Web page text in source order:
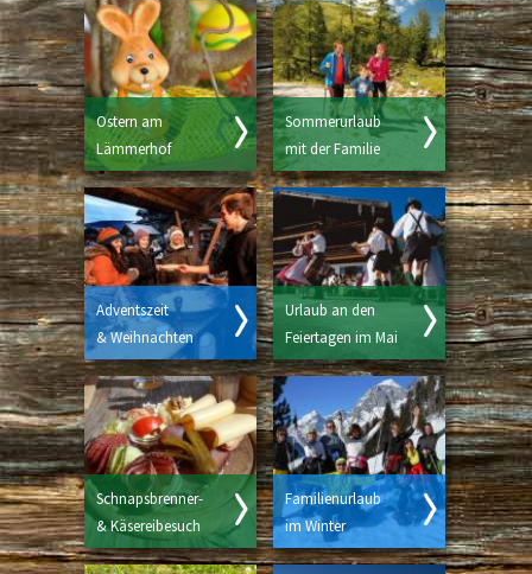
Ostern am
Lämmerhof
Sommerurlaub
mit der Familie
Adventszeit
& Weihnachten
Urlaub an den
Feiertagen im Mai
Schnapsbrenner-
& Käsereibesuch
Familienurlaub
im Winter